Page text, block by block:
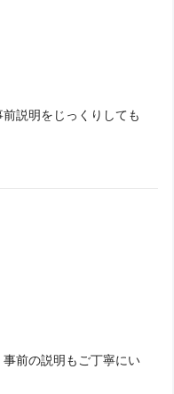
説明をじっくりしてもら
前の説明もご丁寧にいただ